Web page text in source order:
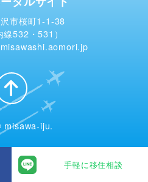
手軽に移住相談
市桜町1-1-38
532・531）
iju.